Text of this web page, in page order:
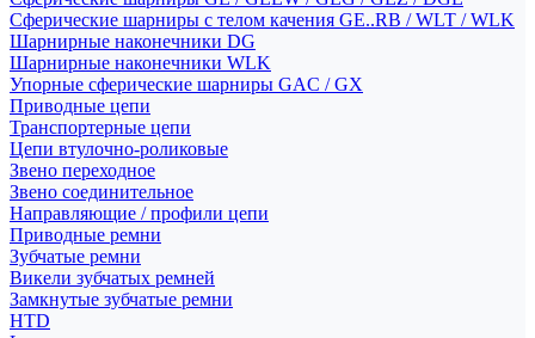
Сферические шарниры с телом качения GE..RB / WLT / WLK
Шарнирные наконечники DG
Шарнирные наконечники WLK
Упорные сферические шарниры GAC / GX
Приводные цепи
Транспортерные цепи
Цепи втулочно-роликовые
Звено переходное
Звено соединительное
Направляющие / профили цепи
Приводные ремни
Зубчатые ремни
Викели зубчатых ремней
Замкнутые зубчатые ремни
HTD